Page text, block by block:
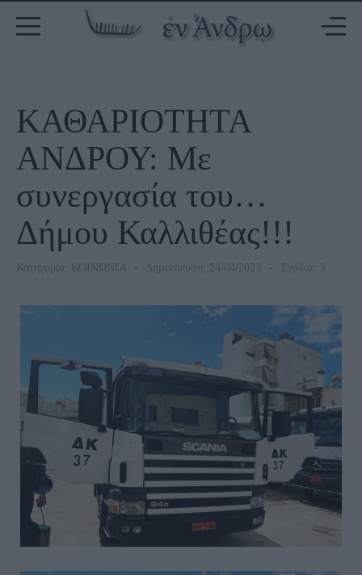
ΚΑΘΑΡΙΟΤΗΤΑ
ΑΝΔΡΟΥ: Με
συνεργασία του…
Δήμου Καλλιθέας!!!
Κατηγορία: ΚΟΙΝΩΝΙΑ Δημοσίευση: 24/04/2023 Σχόλια: 3